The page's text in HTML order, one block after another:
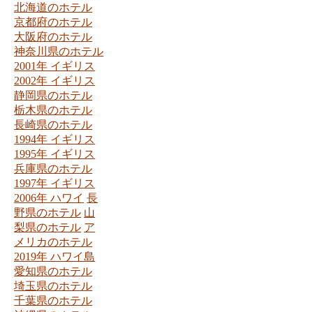
北海道のホテル
京都府のホテル
大阪府のホテル
神奈川県のホテル
2001年 イギリス
2002年 イギリス
静岡県のホテル
栃木県のホテル
長崎県のホテル
1994年 イギリス
1995年 イギリス
兵庫県のホテル
1997年 イギリス
2006年 ハワイ 長
野県のホテル 山
梨県のホテル ア
メリカのホテル
2019年 ハワイ島
愛知県のホテル
埼玉県のホテル
千葉県のホテル